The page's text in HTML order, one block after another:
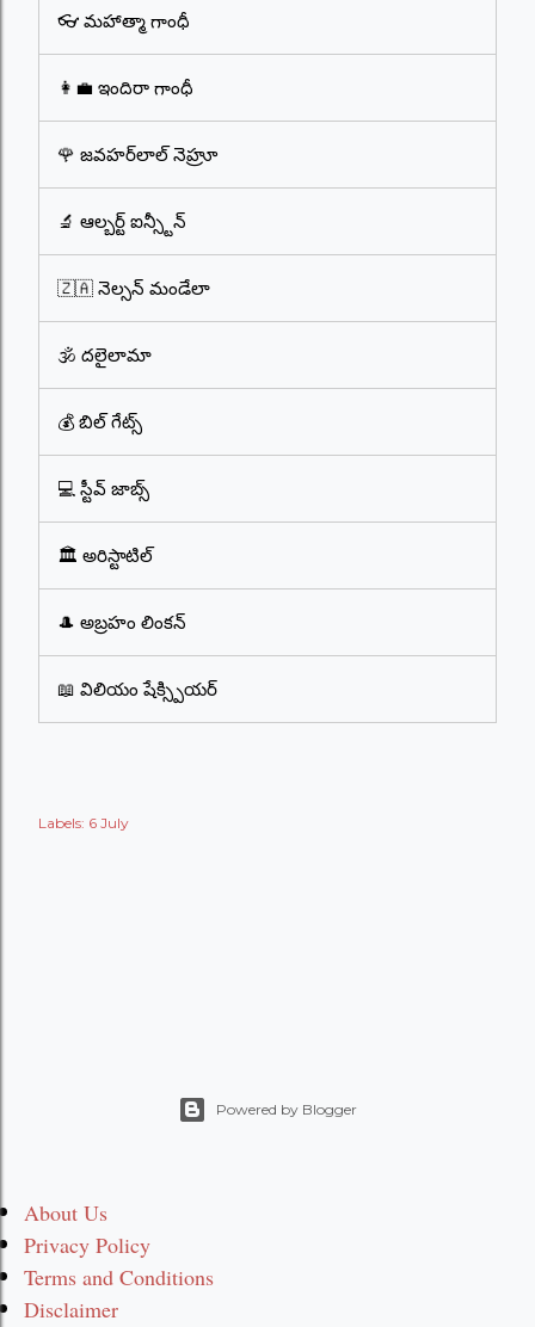
👓 మహాత్మా గాంధీ
👩‍💼 ఇందిరా గాంధీ
🌹 జవహర్‌లాల్ నెహ్రూ
🔬 ఆల్బర్ట్ ఐన్స్టీన్
🇿🇦 నెల్సన్ మండేలా
🕉️ దలైలామా
💰 బిల్ గేట్స్
💻 స్టీవ్ జాబ్స్
🏛️ అరిస్టాటిల్
🎩 అబ్రహం లింకన్
📖 విలియం షేక్స్పియర్
Labels: 6 July
Powered by Blogger
About Us
Privacy Policy
Terms and Conditions
Disclaimer